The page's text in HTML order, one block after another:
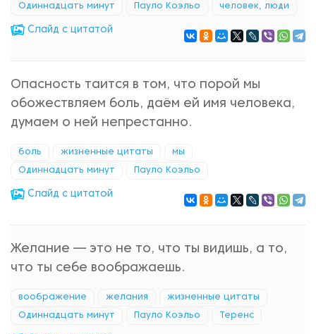
Одиннадцать минут Пауло Коэльо человек, люди
Cлайд с цитатой
Опасность таится в том, что порой мы
обожествляем боль, даём ей имя человека,
думаем о ней непрестанно.
боль жизненные цитаты мы
Одиннадцать минут Пауло Коэльо
Cлайд с цитатой
Желание — это не то, что ты видишь, а то,
что ты себе воображаешь.
воображение желания жизненные цитаты
Одиннадцать минут Пауло Коэльо Теренс